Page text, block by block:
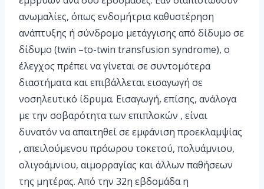
ανωμαλίες, όπως ενδομήτρια καθυστέρηση
ανάπτυξης ή σύνδρομο μετάγγισης από δίδυμο σε
δίδυμο (twin –to-twin transfusion syndrome), ο
έλεγχος πρέπει να γίνεται σε συντομότερα
διαστήματα και επιβάλλεται εισαγωγή σε
νοσηλευτικό ίδρυμα. Εισαγωγή, επίσης, ανάλογα
με την σοβαρότητα των επιπλοκών , είναι
δυνατόν να απαιτηθεί σε εμφάνιση προεκλαμψίας
, απειλούμενου πρόωρου τοκετού, πολυάμνιου,
ολιγοάμνιου, αιμορραγίας και άλλων παθήσεων
της μητέρας. Από την 32η εβδομάδα η